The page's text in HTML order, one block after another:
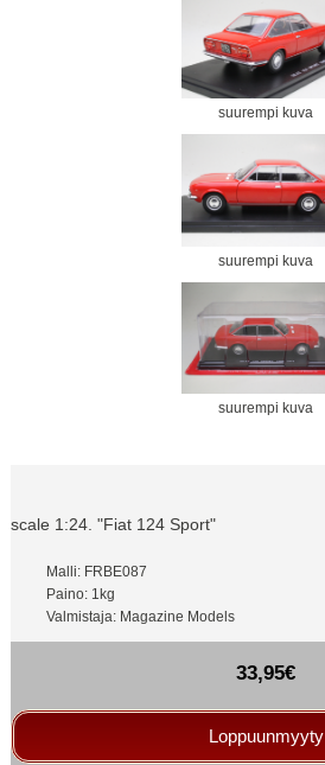
suurempi kuva
suurempi kuva
suurempi kuva
scale 1:24. "Fiat 124 Sport"
Malli: FRBE087
Paino: 1kg
Valmistaja: Magazine Models
33,95€
Loppuunmyyty